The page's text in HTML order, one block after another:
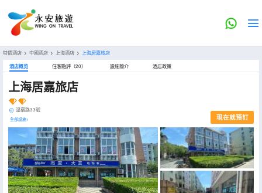
特價酒店 > 中國酒店 > 上海酒店 > 上海居嘉旅店
酒店概览 住客點評（20） 設施簡介 酒店政策
上海居嘉旅店
温宿路33號
全部設施> 現在就預訂